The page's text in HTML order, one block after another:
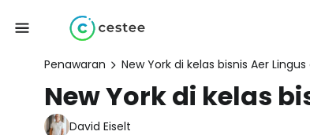
Penawaran New York di kelas bisnis Aer
New York di kelas
David Eiselt